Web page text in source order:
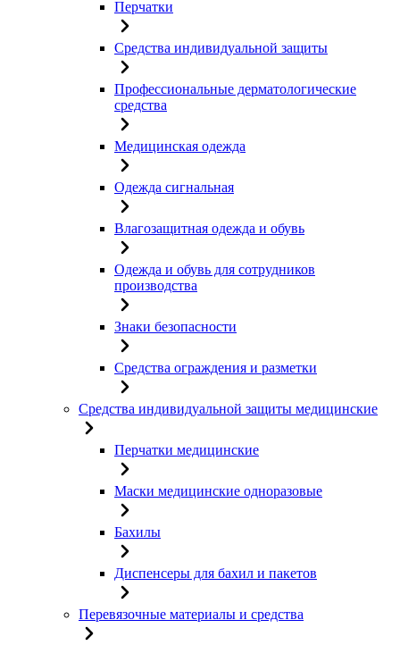
Перчатки
Средства индивидуальной защиты
Профессиональные дерматологические
средства
Медицинская одежда
Одежда сигнальная
Влагозащитная одежда и обувь
Одежда и обувь для сотрудников
производства
Знаки безопасности
Средства ограждения и разметки
Средства индивидуальной защиты медицинские
Перчатки медицинские
Маски медицинские одноразовые
Бахилы
Диспенсеры для бахил и пакетов
Перевязочные материалы и средства